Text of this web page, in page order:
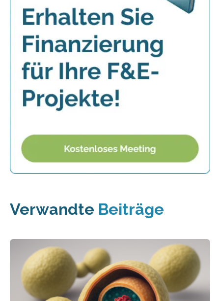
Verwandte Beiträge